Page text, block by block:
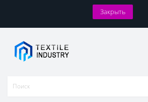
Закрыть